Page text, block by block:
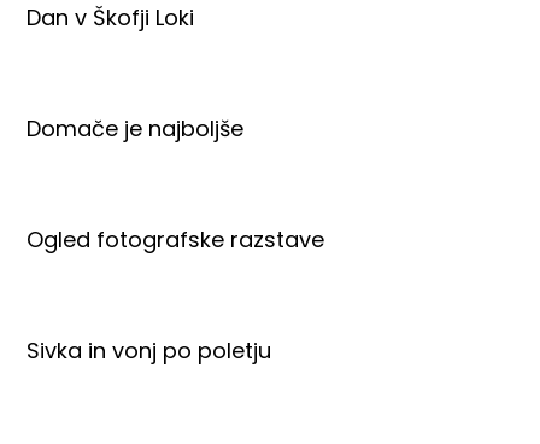
Dan v Škofji Loki
Domače je najboljše
Ogled fotografske razstave
Sivka in vonj po poletju